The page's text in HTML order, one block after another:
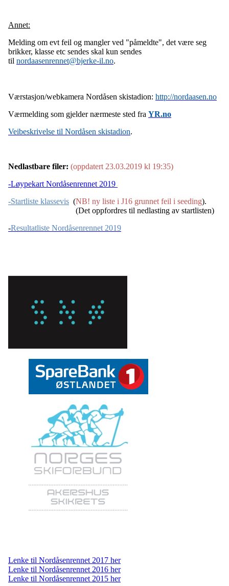
Annet:
Melding om evt feil og mangler ved "påmeldte", det være seg
brikker, klasse etc sendes skal kun sendes
til nordaasenrennet@bjerke-il.no.
Værstasjon/webkamera Nordåsen skistadion: http://nordaasen.no
Værmelding som gjelder nærmeste sted fra YR.no
Veibeskrivelse til Nordåsen skistadion.
Nedlastbare filer: (oppdatert 23.03.2019 kl 19:35)
-Løypekart Nordåsenrennet 2019
-Startliste klassevis (NB! ny liste i J16 grunnet feil i seeding).
(Det oppfordres til nedlasting av startlisten)
-Resultatliste Nordåsenrennet 2019
Lenke til Nordåsenrennet 2017 her
Lenke til Nordåsenrennet 2016 her
Lenke til Nordåsenrennet 2015 her